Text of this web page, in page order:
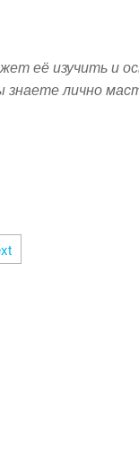
n
её изучить и
лично